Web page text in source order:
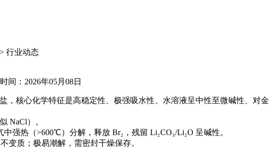
> 行业动态
间：2026年05月08日
，核心化学特征是高稳定性、极强吸水性、水溶液呈中性至微碱性、对
NaCl）。
热（>600℃）分解，释放 Br₂，残留 Li₂CO₃/Li₂O 呈碱性。
质；极易潮解，需密封干燥保存。